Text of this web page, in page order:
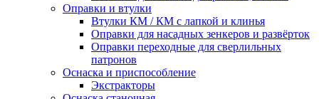
Оправки и втулки
Втулки КМ / КМ с лапкой и клинья
Оправки для насадных зенкеров и развёрток
Оправки переходные для сверлильных
патронов
Оснаска и приспособление
Экстракторы